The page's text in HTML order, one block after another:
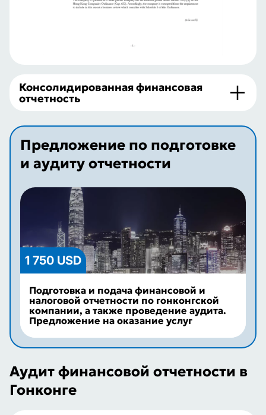
Консолидированная финансовая
отчетность
Предложение по подготовке
и аудиту отчетности
1 750 USD
Подготовка и подача финансовой и
налоговой отчетности по гонконгской
компании, а также проведение аудита.
Предложение на оказание услуг
Аудит финансовой отчетности в
Гонконге